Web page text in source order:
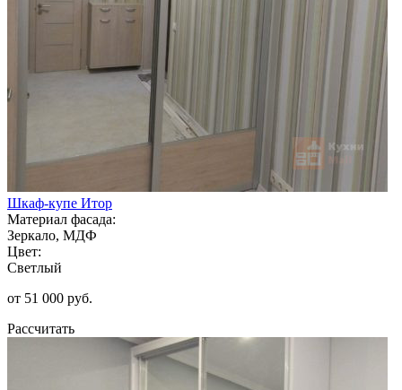
Шкаф-купе Итор
Материал фасада:
Зеркало, МДФ
Цвет:
Светлый
от 51 000 руб.
Рассчитать